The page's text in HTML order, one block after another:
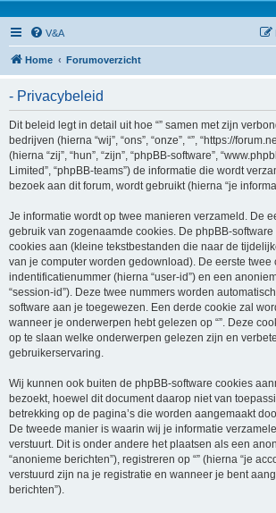
V&A
Home Forumoverzicht
- Privacybeleid
Dit beleid legt in detail uit hoe “” samen met zijn
bedrijven (hierna “wij”, “ons”, “onze”, “”, “https://
(hierna “zij”, “hun”, “zijn”, “phpBB-software”,
Limited”, “phpBB-teams”) de informatie die wordt
bezoek aan dit forum, wordt gebruikt (hierna “je
Je informatie wordt op twee manieren verzameld. De
gebruik van zogenaamde cookies. De phpBB-software
cookies aan (kleine tekstbestanden die naar de
van je computer worden gedownload). De eerste twee
indentificatienummer (hierna “user-id”) en een
“session-id”). Deze twee nummers worden
software aan je toegewezen. Een derde cookie zal
wanneer je onderwerpen hebt gelezen op “”. Deze
op te slaan welke onderwerpen gelezen zijn en
gebruikerservaring.
Wij kunnen ook buiten de phpBB-software cookies
bezoekt, hoewel dit document daarop niet van
betrekking op de pagina’s die worden aangemaakt
De tweede manier is waarin wij je informatie
verstuurt. Dit is onder andere het plaatsen als een
“anonieme berichten”), registreren op “” (hierna “je
verstuurd zijn na je registratie en wanneer je bent
berichten”).